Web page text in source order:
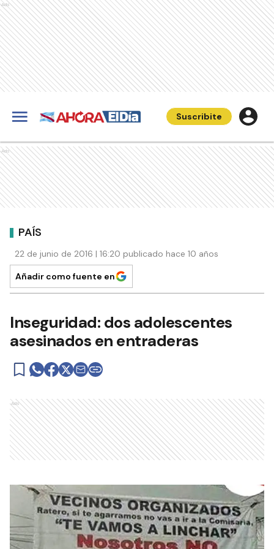
Ads
Suscribite
Ads
PAÍS
22 de junio de 2016 | 16:20 publicado hace 10 años
Añadir como fuente en
Inseguridad: dos adolescentes
asesinados en entraderas
Ads